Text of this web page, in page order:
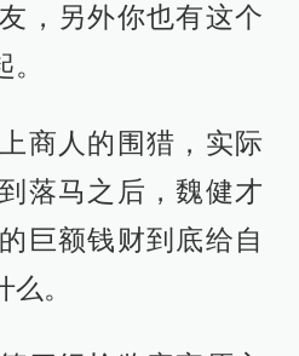
，另外你也有这个
商人的围猎，实际
落马之后，魏健才
巨额钱财到底给自
。